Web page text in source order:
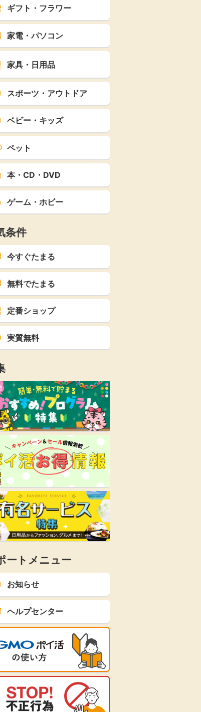
ギフト・フラワー
家電・パソコン
家具・日用品
スポーツ・アウトドア
ベビー・キッズ
ペット
本・CD・DVD
ゲーム・ホビー
条件
今すぐたまる
無料でたまる
定番ショップ
実質無料
ートメニュー
お知らせ
ヘルプセンター